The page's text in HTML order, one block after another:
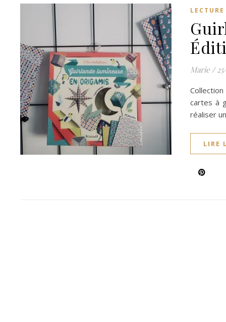
LECTURE
Marie /
cartes à
réaliser
LIRE